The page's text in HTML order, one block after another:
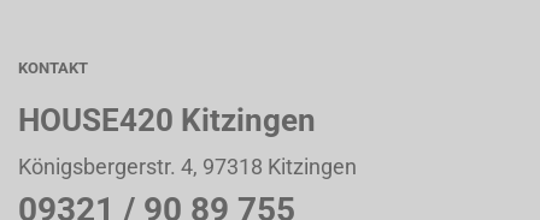
KONTAKT
HOUSE420 Kitzingen
Königsbergerstr. 4, 97318 Kitzingen
09321 / 90 89 755